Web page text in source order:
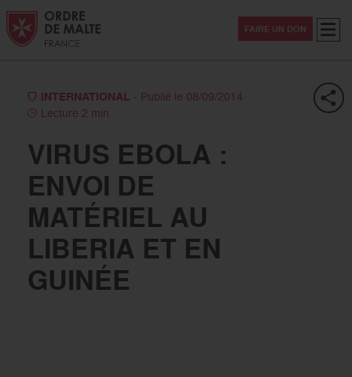
Aller au contenu
Aller à la recherche
Aller au menu
FAIRE UN DON
INTERNATIONAL - Publié le 08/09/2014
Lecture 2 min
VIRUS EBOLA :
ENVOI DE
MATÉRIEL AU
LIBERIA ET EN
GUINÉE